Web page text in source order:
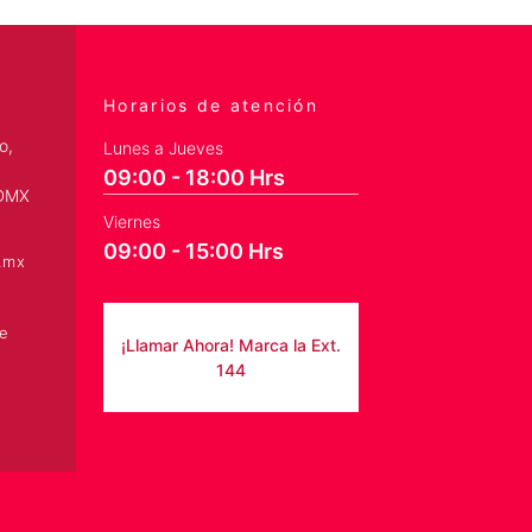
Horarios de atención
Lunes a Jueves
09:00 - 18:00 Hrs
Viernes
09:00 - 15:00 Hrs
¡Llamar Ahora! Marca la Ext.
144